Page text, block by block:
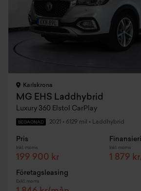
Karlskrona
MG EHS Laddhybrid
Luxury 360 Elstol CarPlay
BEGAGNAD 2021 • 6129 mil • Laddhybrid
Pris
Inkl. moms
199 900 kr
Inkl. moms
1 879
Företagsleasing
Exkl. moms